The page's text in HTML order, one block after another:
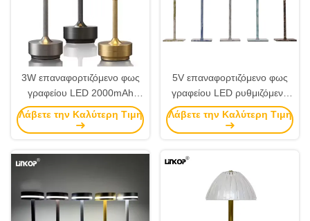
3W επαναφορτιζόμενο φως
γραφείου LED 2000mAh
Touch Switch Τρία χρώματα
θολάζουσα λάμπα τραπεζιού
Λάβετε την Καλύτερη Τιμή
5V επαναφορτιζόμενο φως
γραφείου LED ρυθμιζόμενη
φωτεινότητα Τριχρωματική
λάμπα τραπεζιού
Λάβετε την Καλύτερη Τιμή